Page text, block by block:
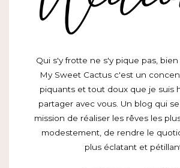
Qui s'y frotte ne s'y pique pas,
My Sweet Cactus c'est un
piquants et tout doux que je suis
partager avec vous. Un blog qui
mission de réaliser les rêves les
modestement, de rendre le
plus éclatant et